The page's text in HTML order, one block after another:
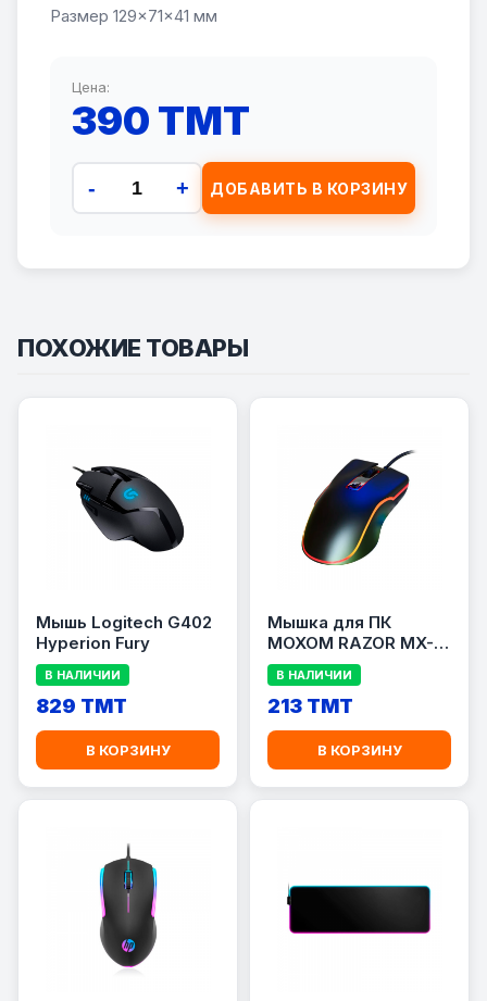
Размер 129×71×41 мм
Цена:
390 TMT
- + ДОБАВИТЬ В КОРЗИНУ
ПОХОЖИЕ ТОВАРЫ
Мышь Logitech G402
Hyperion Fury
В НАЛИЧИИ
829 TMT
В КОРЗИНУ
Мышка для ПК
MOXOM RAZOR MX-
MS10
В НАЛИЧИИ
213 TMT
В КОРЗИНУ